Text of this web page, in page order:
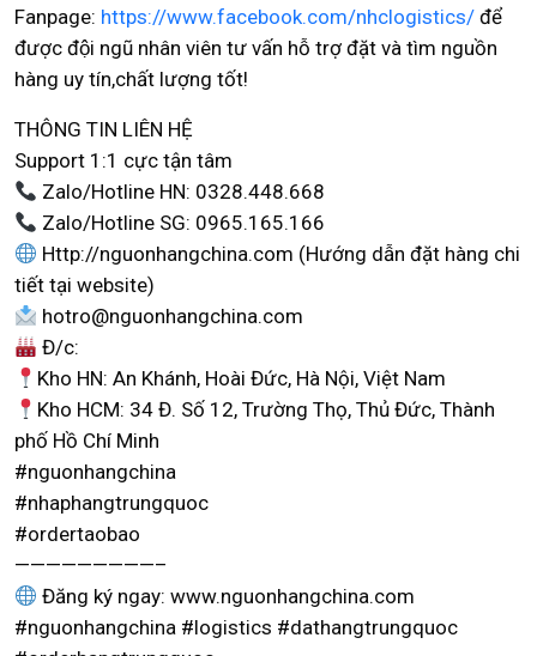
Fanpage: https://www.facebook.com/nhclogistics/ để
được đội ngũ nhân viên tư vấn hỗ trợ đặt và tìm nguồn
hàng uy tín,chất lượng tốt!
THÔNG TIN LIÊN HỆ
Support 1:1 cực tận tâm
Zalo/Hotline HN: 0328.448.668
Zalo/Hotline SG: 0965.165.166
Http://nguonhangchina.com (Hướng dẫn đặt hàng chi
tiết tại website)
hotro@nguonhangchina.com
Đ/c:
Kho HN: An Khánh, Hoài Đức, Hà Nội, Việt Nam
Kho HCM: 34 Đ. Số 12, Trường Thọ, Thủ Đức, Thành
phố Hồ Chí Minh
#nguonhangchina
#nhaphangtrungquoc
#ordertaobao
—————————–
Đăng ký ngay: www.nguonhangchina.com
#nguonhangchina #logistics #dathangtrungquoc